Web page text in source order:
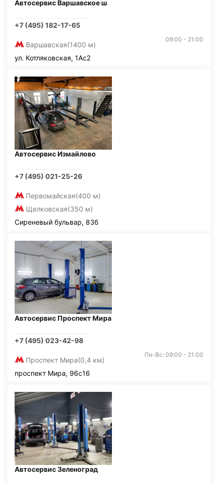
Автосервис Варшавское ш
+7 (495) 182-17-65
Варшавская(1400 м)
09:00 - 21:00
ул. Котляковская, 1Ас2
Автосервис Измайлово
+7 (495) 021-25-26
Первомайская(400 м)
Щелковская(350 м)
Сиреневый бульвар, 83б
Автосервис Проспект Мира
+7 (495) 023-42-98
Проспект Мира(0,4 км)
Пн-Вс: 09:00 - 21:00
проспект Мира, 96с16
Автосервис Зеленоград